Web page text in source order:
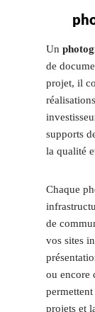
Un
de
projet, il
supports
la qualité
Chaque
de
vos sites
ou encore
projets et